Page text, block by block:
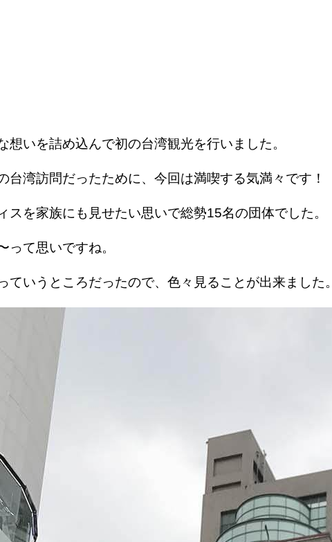
想いを詰め込んで初の台湾観光を行いました。
台湾訪問だったために、今回は満喫する気満々です！
スを家族にも見せたい思いで総勢15名の団体でした。
って思いですね。
ていうところだったので、色々見ることが出来ました。